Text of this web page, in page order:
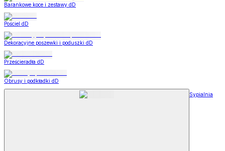
Barankowe koce i zestawy dD
Pościel dD
Dekoracyjne poszewki i poduszki dD
Prześcieradła dD
Obrusy i podkładki dD
Sypialnia